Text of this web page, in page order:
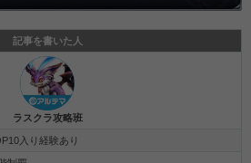
記事を書いた人
ラスクラ攻略班
入り経験あり